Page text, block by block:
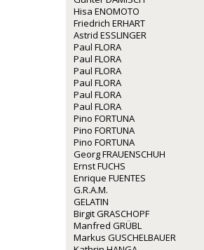
Hisa ENOMOTO
Friedrich ERHART
Astrid ESSLINGER
Paul FLORA
Paul FLORA
Paul FLORA
Paul FLORA
Paul FLORA
Paul FLORA
Pino FORTUNA
Pino FORTUNA
Pino FORTUNA
Georg FRAUENSCHUH
Ernst FUCHS
Enrique FUENTES
G.R.A.M.
GELATIN
Birgit GRASCHOPF
Manfred GRÜBL
Markus GUSCHELBAUER